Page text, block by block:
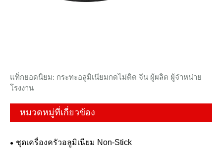
แท็กยอดนิยม: กระทะอลูมิเนียมกดไม่ติด จีน ผู้ผลิต ผู้จำหน่าย
โรงงาน
หมวดหมู่ที่เกี่ยวข้อง
ชุดเครื่องครัวอลูมิเนียม Non-Stick